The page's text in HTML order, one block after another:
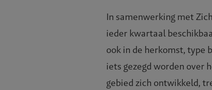
In samenwerking met
ieder kwartaal
ook in de herkomst, type
iets gezegd worden over
gebied zich ontwikkeld,